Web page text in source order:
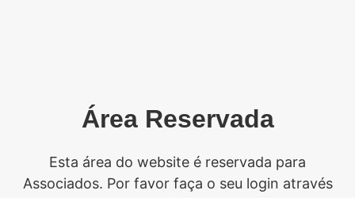
Área Reservada
Esta área do website é reservada para
Associados. Por favor faça o seu login através